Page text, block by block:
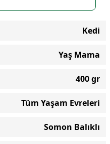
Kedi
Yaş Mama
400 gr
Tüm Yaşam Evreleri
Somon Balıklı